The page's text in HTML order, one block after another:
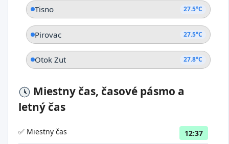
Tisno 27.5°C
Pirovac 27.5°C
Otok Zut 27.8°C
Miestny čas, časové pásmo a
letný čas
✅ Miestny čas
12:37